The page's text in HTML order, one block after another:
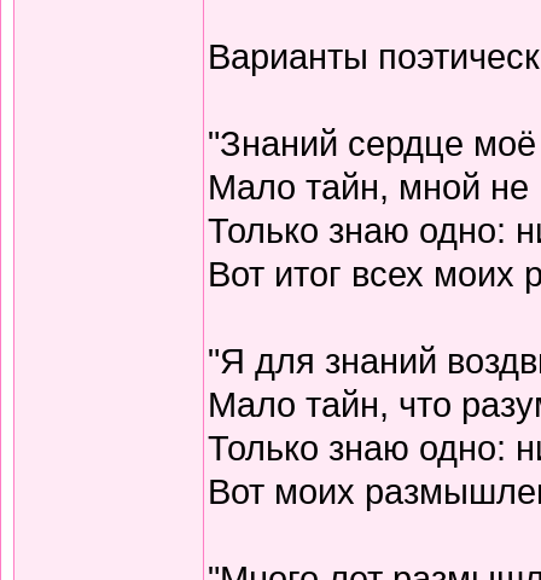
Варианты
"Знаний сердце
Мало тайн, мной не
Только знаю одно:
Вот итог всех моих
"Я для знаний
Мало тайн, что
Только знаю одно:
Вот моих